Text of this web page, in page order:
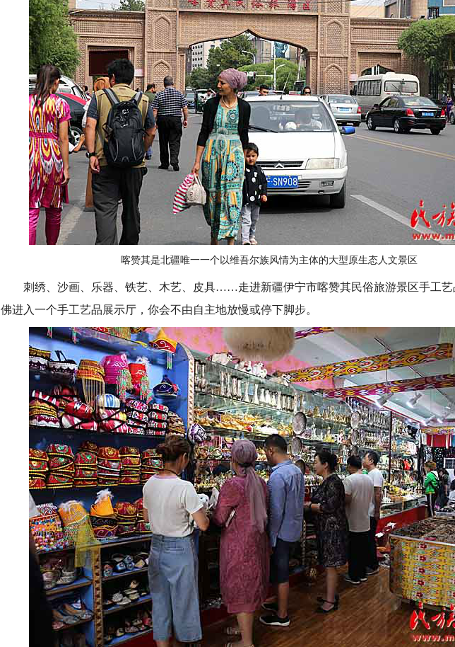
喀赞其是北疆唯一一个以维吾尔族风情为主体的大型原生态人文景区
刺绣、沙画、乐器、铁艺、木艺、皮具……走进新疆伊宁市喀赞其民俗旅游景区手工艺
佛进入一个手工艺品展示厅，你会不由自主地放慢或停下脚步。